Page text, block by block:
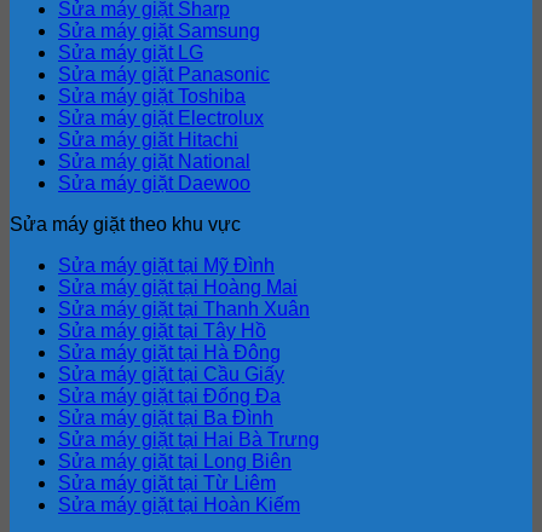
Sửa máy giặt Sharp
Sửa máy giặt Samsung
Sửa máy giặt LG
Sửa máy giặt Panasonic
Sửa máy giặt Toshiba
Sửa máy giặt Electrolux
Sửa máy giăt Hitachi
Sửa máy giặt National
Sửa máy giặt Daewoo
Sửa máy giặt theo khu vực
Sửa máy giặt tại Mỹ Đình
Sửa máy giặt tại Hoàng Mai
Sửa máy giặt tại Thanh Xuân
Sửa máy giặt tại Tây Hồ
Sửa máy giặt tại Hà Đông
Sửa máy giặt tại Cầu Giấy
Sửa máy giặt tại Đống Đa
Sửa máy giặt tại Ba Đình
Sửa máy giặt tại Hai Bà Trưng
Sửa máy giặt tại Long Biên
Sửa máy giặt tại Từ Liêm
Sửa máy giặt tại Hoàn Kiếm